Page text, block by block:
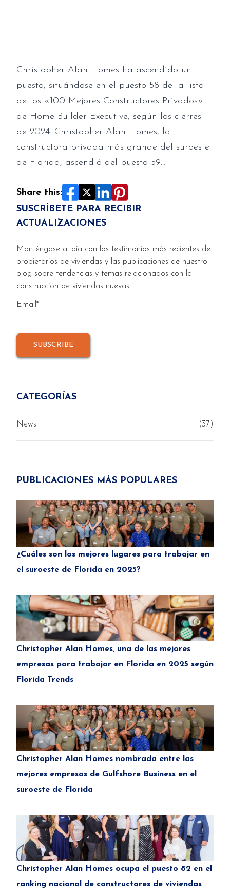
SUSCRÍBETE PARA RECIBIR
ACTUALIZACIONES
Manténgase al día con los testimonios más recientes de
propietarios de viviendas y las publicaciones de nuestro
blog sobre tendencias y temas relacionados con la
construcción de viviendas nuevas.
Email*
CATEGORÍAS
News (37)
PUBLICACIONES MÁS POPULARES
¿Cuáles son los mejores lugares para trabajar en
el suroeste de Florida en 2025?
Christopher Alan Homes, una de las mejores
empresas para trabajar en Florida en 2025 según
Florida Trends
Christopher Alan Homes nombrada entre las
mejores empresas de Gulfshore Business en el
suroeste de Florida
Christopher Alan Homes ocupa el puesto 82 en el
ranking nacional de constructores de viviendas
Christopher Alan Homes ha ascendido un
puesto, situándose en el puesto 58 de la lista
de los «100 Mejores Constructores Privados»
de Home Builder Executive, según los cierres
de 2024. Christopher Alan Homes, la
constructora privada más grande del suroeste
de Florida, ascendió del puesto 59…
Share this: